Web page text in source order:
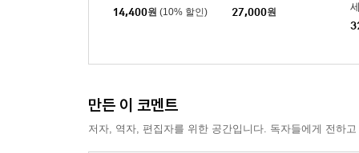
14,400원 (10% 할인) 27,000원
만든 이 코멘트
저자, 역자, 편집자를 위한 공간입니다. 독자들에게 전하